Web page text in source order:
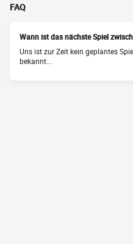
FAQ
Wann ist das nächste Spiel
Uns ist zur Zeit kein geplantes
bekannt...